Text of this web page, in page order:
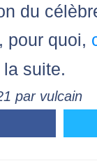
du
pour quoi,
suite.
par vulcain